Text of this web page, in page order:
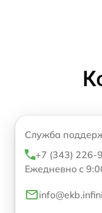
Служба
+7 (343) 226-
Ежедневно с